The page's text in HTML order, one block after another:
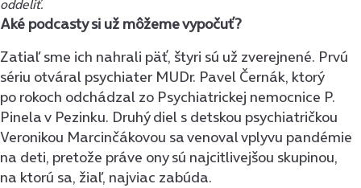
oddeliť.
Aké podcasty si už môžeme vypočuť?
Zatiaľ sme ich nahrali päť, štyri sú už zverejnené. Prvú
sériu otváral psychiater MUDr. Pavel Černák, ktorý
po rokoch odchádzal zo Psychiatrickej nemocnice P.
Pinela v Pezinku. Druhý diel s detskou psychiatričkou
Veronikou Marcinčákovou sa venoval vplyvu pandémie
na deti, pretože práve ony sú najcitlivejšou skupinou,
na ktorú sa, žiaľ, najviac zabúda.